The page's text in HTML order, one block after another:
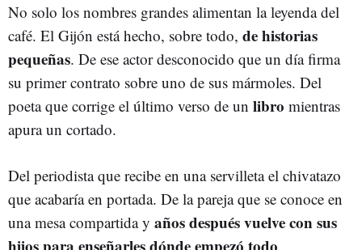
No solo los nombres grandes alimentan la leyenda del
café. El Gijón está hecho, sobre todo, de historias
pequeñas. De ese actor desconocido que un día firma
su primer contrato sobre uno de sus mármoles. Del
poeta que corrige el último verso de un libro mientras
apura un cortado.
Del periodista que recibe en una servilleta el chivatazo
que acabaría en portada. De la pareja que se conoce en
una mesa compartida y años después vuelve con sus
hijos para enseñarles dónde empezó todo